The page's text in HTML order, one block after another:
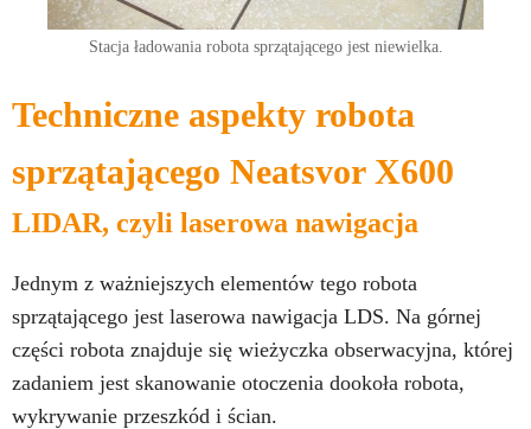
Stacja ładowania robota sprzątającego jest niewielka.
Techniczne aspekty robota
sprzątającego Neatsvor X600
LIDAR, czyli laserowa nawigacja
Jednym z ważniejszych elementów tego robota
sprzątającego jest laserowa nawigacja LDS. Na górnej
części robota znajduje się wieżyczka obserwacyjna, której
zadaniem jest skanowanie otoczenia dookoła robota,
wykrywanie przeszkód i ścian.